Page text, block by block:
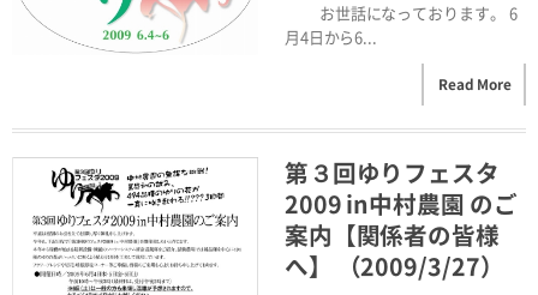
お世話になっております。 6
月4日から6...
Read More
第３回ゆりフェスタ
2009 in中村農園 のご
案内【関係者の皆様
へ】 （2009/3/27）